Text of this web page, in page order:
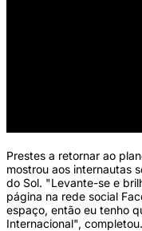
Prestes a retornar ao
mostrou aos internautas
do Sol. "Levante-se e
página na rede social
espaço, então eu tenho
Internacional", completou.